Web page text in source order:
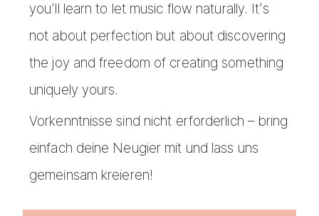
you’ll learn to let music flow naturally. It’s
not about perfection but about discovering
the joy and freedom of creating something
uniquely yours.
Vorkenntnisse sind nicht erforderlich – bring
einfach deine Neugier mit und lass uns
gemeinsam kreieren!